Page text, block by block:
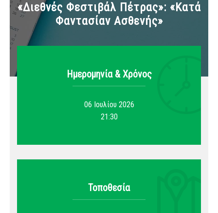
«Διεθνές Φεστιβάλ Πέτρας»: «Κατά
Φαντασίαν Ασθενής»
Ημερομηνία & Xρόνος
06 Ιουλίου 2026
21:30
Τοποθεσία